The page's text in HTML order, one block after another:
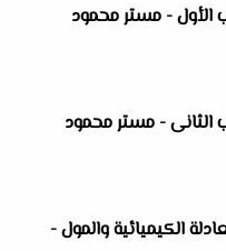
الأول - مستر محمود
الثانى - مستر محمود
الكيميائية والمول -